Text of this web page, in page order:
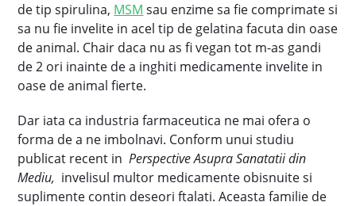
de tip spirulina, MSM sau enzime sa fie comprimate si
sa nu fie invelite in acel tip de gelatina facuta din oase
de animal. Chair daca nu as fi vegan tot m-as gandi
de 2 ori inainte de a inghiti medicamente invelite in
oase de animal fierte.
Dar iata ca industria farmaceutica ne mai ofera o
forma de a ne imbolnavi. Conform unui studiu
publicat recent in Perspective Asupra Sanatatii din
Mediu, invelisul multor medicamente obisnuite si
suplimente contin deseori ftalati. Aceasta familie de